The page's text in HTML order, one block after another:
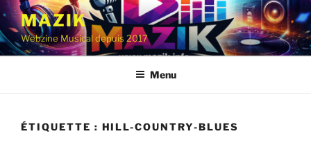
Aller
contenu
principal
MAZIK
Webzine Musical depuis 2017
Menu
ÉTIQUETTE : HILL-COUNTRY-BLUES